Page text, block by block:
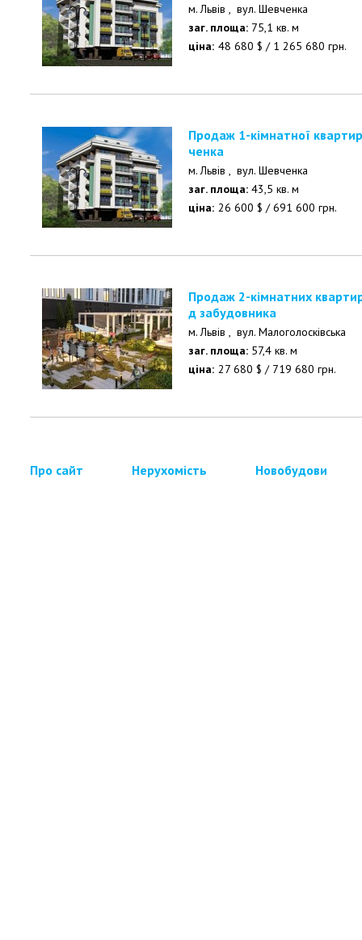
м. Львів , вул. Шевченка
заг. площа: 75,1 кв. м
ціна: 48 680 $ / 1 265 680 грн.
Продаж 1-кімнатної квартири в ЖК Женева, вул. Шев
ченка
м. Львів , вул. Шевченка
заг. площа: 43,5 кв. м
ціна: 26 600 $ /691 600 грн.
Продаж 2-кімнатних квартир на Малоголосківській ві
д забудовника
м. Львів , вул. Малоголосківська
заг. площа: 57,4 кв. м
ціна: 27 680 $ / 719 680 грн.
Про сайт Нерухомість Новобудови